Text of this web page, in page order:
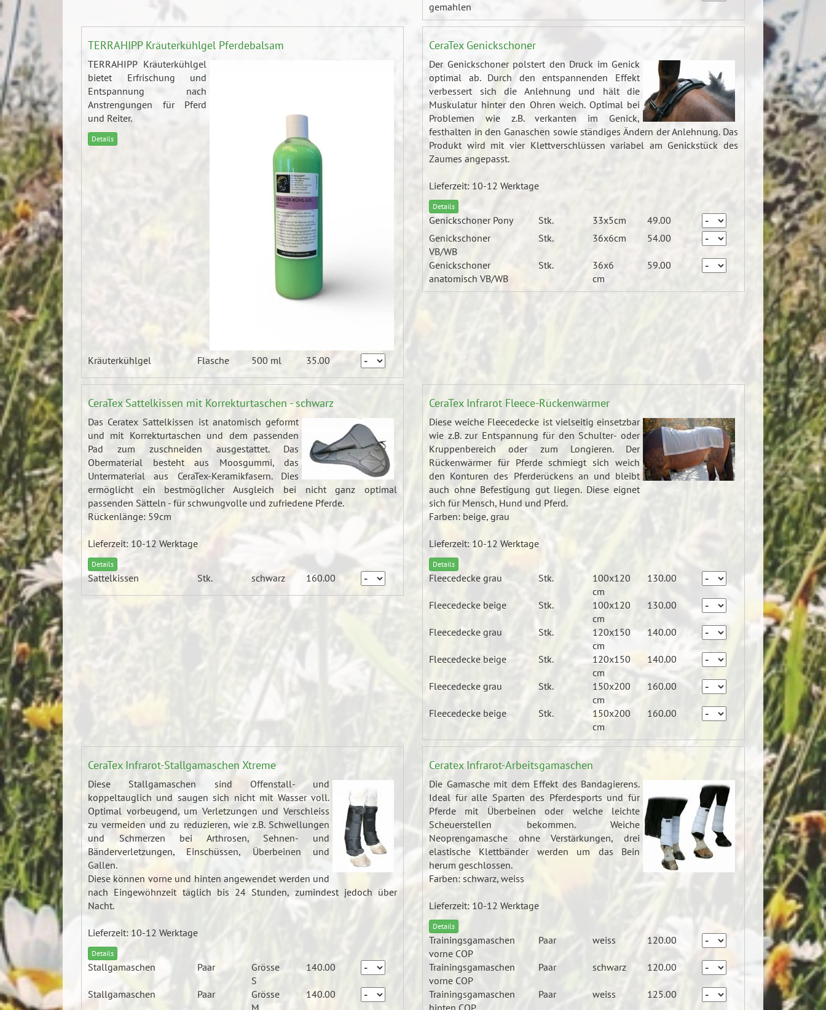
gemahlen
TERRAHIPP Kräuterkühlgel Pferdebalsam
TERRAHIPP Kräuterkühlgel
bietet Erfrischung und
Entspannung nach
Anstrengungen für Pferd
und Reiter.
Details
Kräuterkühlgel Flasche 500 ml 35.00
CeraTex Genickschoner
Der Genickschoner polstert den Druck im Genick
optimal ab. Durch den entspannenden Effekt
verbessert sich die Anlehnung und hält die
Muskulatur hinter den Ohren weich. Optimal bei
Problemen wie z.B. verkanten im Genick,
festhalten in den Ganaschen sowie ständiges Ändern der Anlehnung. Das
Produkt wird mit vier Klettverschlüssen variabel am Genickstück des
Zaumes angepasst.
Lieferzeit: 10-12 Werktage
Details
Genickschoner Pony Stk. 33x5cm
49.00
Genickschoner
VB/WB
Stk. 36x6cm 54.00
Genickschoner
anatomisch VB/WB
Stk.
36x6
cm
59.00
CeraTex Sattelkissen mit Korrekturtaschen - schwarz
Das Ceratex Sattelkissen ist anatomisch geformt
und mit Korrekturtaschen und dem passenden
Pad zum zuschneiden ausgestattet. Das
Obermaterial besteht aus Moosgummi, das
Untermaterial aus CeraTex-Keramikfasern. Dies
ermöglicht ein bestmöglicher Ausgleich bei nicht ganz optimal
passenden Sätteln - für schwungvolle und zufriedene Pferde.
Rückenlänge: 59cm
Lieferzeit: 10-12 Werktage
Details
Sattelkissen Stk. schwarz 160.00
CeraTex Infrarot Fleece-Rückenwärmer
Diese weiche Fleecedecke ist vielseitig einsetzbar
wie z.B. zur Entspannung für den Schulter- oder
Kruppenbereich oder zum Longieren. Der
Rückenwärmer für Pferde schmiegt sich weich
den Konturen des Pferderückens an und bleibt
auch ohne Befestigung gut liegen. Diese eignet
sich für Mensch, Hund und Pferd.
Farben: beige, grau
Lieferzeit: 10-12 Werktage
Details
Fleecedecke grau Stk.
100x120
cm
130.00
Fleecedecke beige Stk.
100x120
cm
130.00
Fleecedecke grau Stk.
120x150
cm
140.00
Fleecedecke beige Stk.
120x150
cm
140.00
Fleecedecke grau Stk.
150x200
cm
160.00
Fleecedecke beige Stk.
150x200
cm
160.00
CeraTex Infrarot-Stallgamaschen Xtreme
Diese Stallgamaschen sind Offenstall- und
koppeltauglich und saugen sich nicht mit Wasser voll.
Optimal vorbeugend, um Verletzungen und Verschleiss
zu vermeiden und zu reduzieren, wie z.B. Schwellungen
und Schmerzen bei Arthrosen, Sehnen- und
Bänderverletzungen, Einschüssen, Überbeinen und
Gallen.
Diese können vorne und hinten angewendet werden und
nach Eingewöhnzeit täglich bis 24 Stunden, zumindest jedoch über
Nacht.
Lieferzeit: 10-12 Werktage
Details
Stallgamaschen Paar
Grösse
S
140.00
Stallgamaschen Paar
Grösse
M
140.00
Ceratex Infrarot-Arbeitsgamaschen
Die Gamasche mit dem Effekt des Bandagierens.
Ideal für alle Sparten des Pferdesports und für
Pferde mit Überbeinen oder welche leichte
Scheuerstellen bekommen. Weiche
Neoprengamasche ohne Verstärkungen, drei
elastische Klettbänder werden um das Bein
herum geschlossen.
Farben: schwarz, weiss
Lieferzeit: 10-12 Werktage
Details
Trainingsgamaschen
vorne COP
Paar weiss 120.00
Trainingsgamaschen
vorne COP
Paar schwarz 120.00
Trainingsgamaschen
hinten COP
Paar weiss 125.00